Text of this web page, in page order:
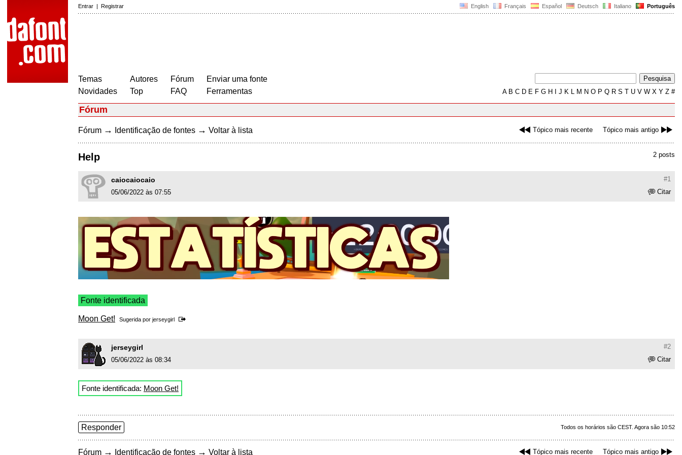
English Français Español Deutsch Italiano Português
Entrar | Registrar
Temas
Novidades
Autores
Top
Fórum
FAQ
Enviar uma fonte
Ferramentas
AB C D E F G H J K L M N O P Q R S T U V W X Y Z #
Fórum
Tópico mais recente Tópico mais antigo
Fórum → Identificação de fontes → Voltar à lista
2 posts
Help
#1
caiocaiocaio
Citar
05/06/2022 às 07:55
Fonte identificada
Moon Get! Sugerida por jerseygirl
#2
jerseygirl
Citar
05/06/2022 às 08:34
Fonte identificada: Moon Get!
Todos os horários são CEST. Agora são 10:52
Responder
Tópico mais recente Tópico mais antigo
Fórum → Identificação de fontes → Voltar à lista